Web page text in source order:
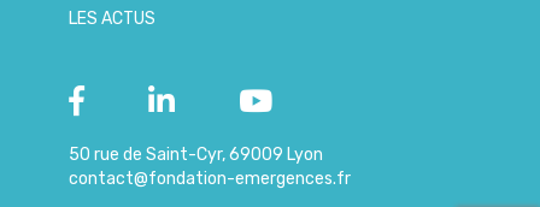
LES ACTUS
50 rue de Saint-Cyr, 69009 Lyon
contact@fondation-emergences.fr